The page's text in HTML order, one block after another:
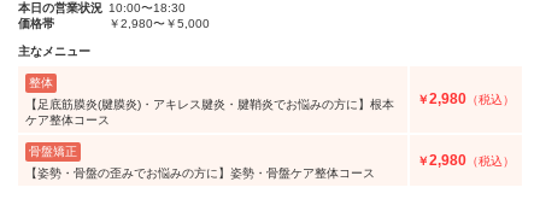
本日の営業状況 10:00〜18:30
価格帯
￥2,980〜￥5,000
主なメニュー
整体
【足底筋膜炎(腱膜炎)・アキレス腱炎・腱鞘炎でお悩みの方に】根本
ケア整体コース
￥2,980 （税込）
骨盤矯正
【姿勢・骨盤の歪みでお悩みの方に】姿勢・骨盤ケア整体コース
￥2,980 （税込）